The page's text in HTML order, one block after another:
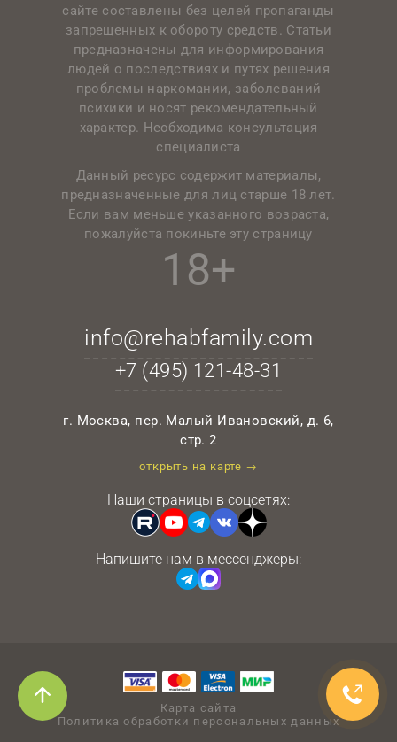
сайте составлены без целей пропаганды
запрещенных к обороту средств. Статьи
предназначены для информирования
людей о последствиях и путях решения
проблемы наркомании, заболеваний
психики и носят рекомендательный
характер. Необходима консультация
специалиста
Данный ресурс содержит материалы,
предназначенные для лиц старше 18 лет.
Если вам меньше указанного возраста,
пожалуйста покиньте эту страницу
18+
info@rehabfamily.com
+7 (495) 121-48-31
г. Москва, пер. Малый Ивановский, д. 6,
стр. 2
открыть на карте →
Наши страницы в соцсетях:
Напишите нам в мессенджеры:
Карта сайта
Политика обработки персональных данных